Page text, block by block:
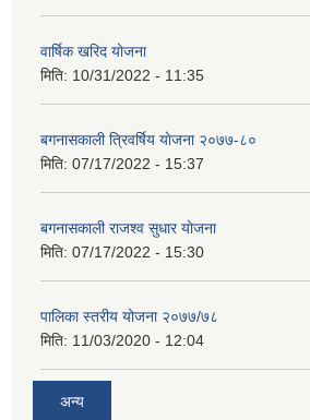
वार्षिक खरिद योजना
मिति: 10/31/2022 - 11:35
बगनासकाली त्रिवर्षिय याेजना २०७७-८०
मिति: 07/17/2022 - 15:37
बगनासकाली राजश्व सुधार याेजना
मिति: 07/17/2022 - 15:30
पालिका स्तरीय योजना २०७७/७८
मिति: 11/03/2020 - 12:04
अन्य